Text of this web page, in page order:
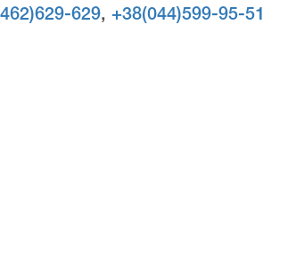
629, +38(044)599-95-51